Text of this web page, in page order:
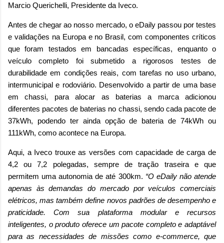
Marcio Querichelli, Presidente da Iveco.
Antes de chegar ao nosso mercado, o eDaily passou por testes
e validações na Europa e no Brasil, com componentes críticos
que foram testados em bancadas específicas, enquanto o
veículo completo foi submetido a rigorosos testes de
durabilidade em condições reais, com tarefas no uso urbano,
intermunicipal e rodoviário. Desenvolvido a partir de uma base
em chassi, para alocar as baterias a marca adicionou
diferentes pacotes de baterias no chassi, sendo cada pacote de
37kWh, podendo ter ainda opção de bateria de 74kWh ou
111kWh, como acontece na Europa.
Aqui, a Iveco trouxe as versões com capacidade de carga de
4,2 ou 7,2 polegadas, sempre de tração traseira e que
permitem uma autonomia de até 300km. “O eDaily não atende
apenas às demandas do mercado por veículos comerciais
elétricos, mas também define novos padrões de desempenho e
praticidade. Com sua plataforma modular e recursos
inteligentes, o produto oferece um pacote completo e adaptável
para as necessidades de missões como e-commerce, que